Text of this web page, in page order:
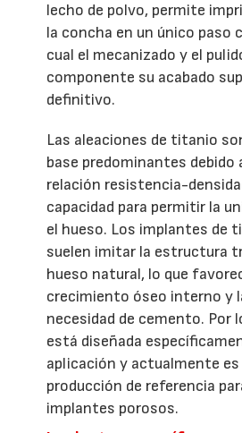
lecho de polvo, permite
la concha en un único paso
cual el mecanizado y el
componente su acabado
definitivo.
Las aleaciones de titanio
base predominantes debido
relación resistencia-
capacidad para permitir la
el hueso. Los implantes de
suelen imitar la estructura
hueso natural, lo que
crecimiento óseo interno y
necesidad de cemento. Por
está diseñada
aplicación y actualmente
producción de referencia
implantes porosos.